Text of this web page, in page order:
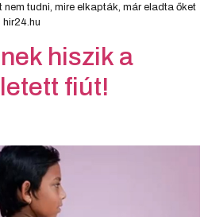
tudni, mire elkapták, már eladta őket
hir24.hu
hiszik a
fiút!